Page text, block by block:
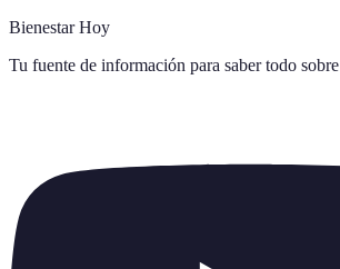
Bienestar Hoy
Tu fuente de información para saber todo sobre